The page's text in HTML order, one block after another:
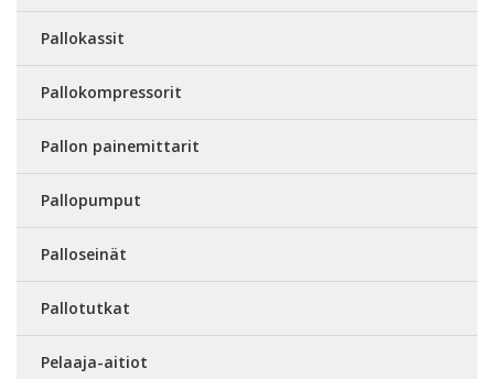
Pallokassit
Pallokompressorit
Pallon painemittarit
Pallopumput
Palloseinät
Pallotutkat
Pelaaja-aitiot